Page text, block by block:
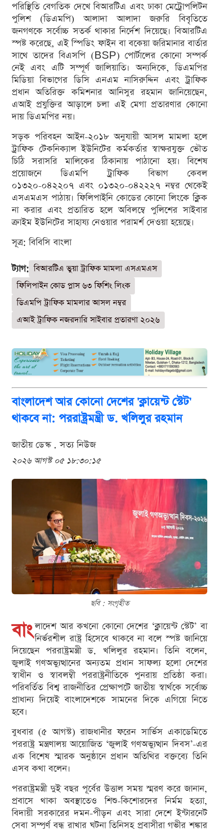
পরিস্থিতি বেগতিক দেখে বিআরটিএ এবং ঢাকা মেট্রোপলিটন
পুলিশ (ডিএমপি) আলাদা আলাদা জরুরি বিবৃতিতে
জনগণকে সর্বোচ্চ সতর্ক থাকার নির্দেশ দিয়েছে। বিআরটিএ
স্পষ্ট করেছে, এই স্পিডিং ফাইন বা বকেয়া জরিমানার বার্তার
সাথে তাদের বিএসপি (BSP) পোর্টালের কোনো সম্পর্ক
নেই এবং এটি সম্পূর্ণ জালিয়াতি। অন্যদিকে, ডিএমপির
মিডিয়া বিভাগের ডিসি এনএম নাসিরুদ্দিন এবং ট্রাফিক
প্রধান অতিরিক্ত কমিশনার আনিসুর রহমান জানিয়েছেন,
এআই প্রযুক্তির আড়ালে চলা এই মেগা প্রতারণার কোনো
দায় ডিএমপির নয়।
সড়ক পরিবহন আইন-২০১৮ অনুযায়ী আসল মামলা হলে
ট্রাফিক টেকনিক্যাল ইউনিটের কর্মকর্তার স্বাক্ষরযুক্ত ভৌত
চিঠি সরাসরি মালিকের ঠিকানায় পাঠানো হয়। বিশেষ
প্রয়োজনে ডিএমপি ট্রাফিক বিভাগ কেবল
০১৩২০-০৪২২০৭ এবং ০১৩২০-০৪২২২৭ নম্বর থেকেই
এসএমএস পাঠায়। ফিলিপাইনি কোডের কোনো লিংকে ক্লিক
না করার এবং প্রতারিত হলে অবিলম্বে পুলিশের সাইবার
ক্রাইম ইউনিটের সাহায্য নেওয়ার পরামর্শ দেওয়া হয়েছে।
সূত্র: বিবিসি বাংলা
ট্যাগ: বিআরটিএ ভুয়া ট্রাফিক মামলা এসএমএস
ফিলিপাইন কোড প্লাস ৬৩ ফিশিং লিংক
ডিএমপি ট্রাফিক মামলার আসল নম্বর
এআই ট্রাফিক নজরদারি সাইবার প্রতারণা ২০২৬
বাংলাদেশ আর কোনো দেশের 'ক্লায়েন্ট স্টেট'
থাকবে না: পররাষ্ট্রমন্ত্রী ড. খলিলুর রহমান
জাতীয় ডেস্ক . সত্য নিউজ
২০২৬ আগস্ট ০৫ ১৮:৩০:১৫
ছবি : সংগৃহীত
বাং লাদেশ আর কখনো কোনো দেশের ‘ক্লায়েন্ট স্টেট’ বা
নির্ভরশীল রাষ্ট্র হিসেবে থাকবে না বলে স্পষ্ট জানিয়ে
দিয়েছেন পররাষ্ট্রমন্ত্রী ড. খলিলুর রহমান। তিনি বলেন,
জুলাই গণঅভ্যুত্থানের অন্যতম প্রধান সাফল্য হলো দেশের
স্বাধীন ও স্বাবলম্বী পররাষ্ট্রনীতিকে পুনরায় প্রতিষ্ঠা করা।
পরিবর্তিত বিশ্ব রাজনীতির প্রেক্ষাপটে জাতীয় স্বার্থকে সর্বোচ্চ
প্রাধান্য দিয়েই বাংলাদেশকে সামনের দিকে এগিয়ে নিতে
হবে।
বুধবার (৫ আগস্ট) রাজধানীর ফরেন সার্ভিস একাডেমিতে
পররাষ্ট্র মন্ত্রণালয় আয়োজিত ‘জুলাই গণঅভ্যুত্থান দিবস’-এর
এক বিশেষ স্মারক অনুষ্ঠানে প্রধান অতিথির বক্তব্যে তিনি
এসব কথা বলেন।
পররাষ্ট্রমন্ত্রী দুই বছর পূর্বের উত্তাল সময় স্মরণ করে জানান,
প্রবাসে থাকা অবস্থাতেও শিশু-কিশোরদের নির্মম হত্যা,
বিদায়ী সরকারের দমন-পীড়ন এবং সারা দেশে ইন্টারনেট
সেবা সম্পূর্ণ বন্ধ রাখার ঘটনা তিনিসহ প্রবাসীরা গভীর শঙ্কার